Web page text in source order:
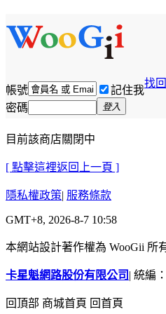
帳號 記住我
找
密碼 登入
目前該商店關閉中
[ 點擊這裡返回上一頁 ]
隱私權政策| 服務條款
GMT+8, 2026-8-7 10:58
本網站設計著作權為 WooGii 所
卡星魁網路股份有限公司 | 統編
回頂部 商城首頁 回首頁